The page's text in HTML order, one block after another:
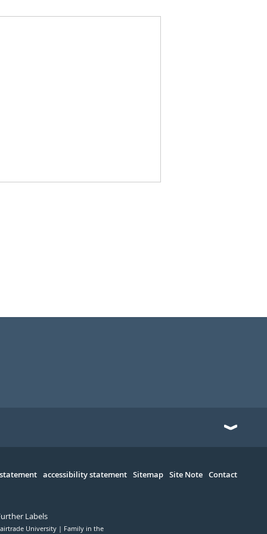
accessibility statement Sitemap Site Note Contact
Labels
University Family in the